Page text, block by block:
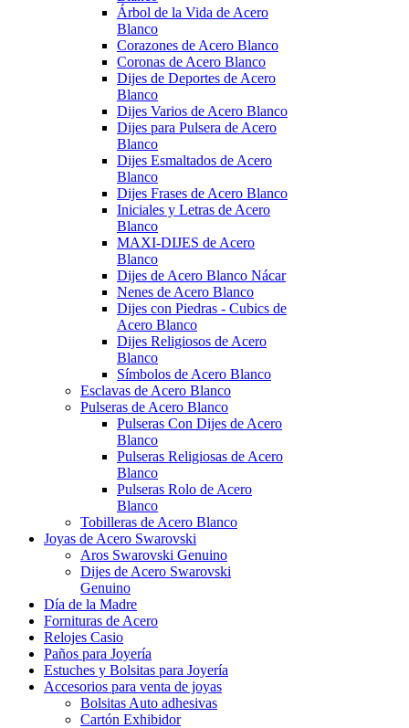
Árbol de la Vida de Acero
Blanco
Corazones de Acero Blanco
Coronas de Acero Blanco
Dijes de Deportes de Acero
Blanco
Dijes Varios de Acero Blanco
Dijes para Pulsera de Acero
Blanco
Dijes Esmaltados de Acero
Blanco
Dijes Frases de Acero Blanco
Iniciales y Letras de Acero
Blanco
MAXI-DIJES de Acero
Blanco
Dijes de Acero Blanco Nácar
Nenes de Acero Blanco
Dijes con Piedras - Cubics de
Acero Blanco
Dijes Religiosos de Acero
Blanco
Símbolos de Acero Blanco
Esclavas de Acero Blanco
Pulseras de Acero Blanco
Pulseras Con Dijes de Acero
Blanco
Pulseras Religiosas de Acero
Blanco
Pulseras Rolo de Acero
Blanco
Tobilleras de Acero Blanco
Joyas de Acero Swarovski
Aros Swarovski Genuino
Dijes de Acero Swarovski
Genuino
Día de la Madre
Fornituras de Acero
Relojes Casio
Paños para Joyería
Estuches y Bolsitas para Joyería
Accesorios para venta de joyas
Bolsitas Auto adhesivas
Cartón Exhibidor